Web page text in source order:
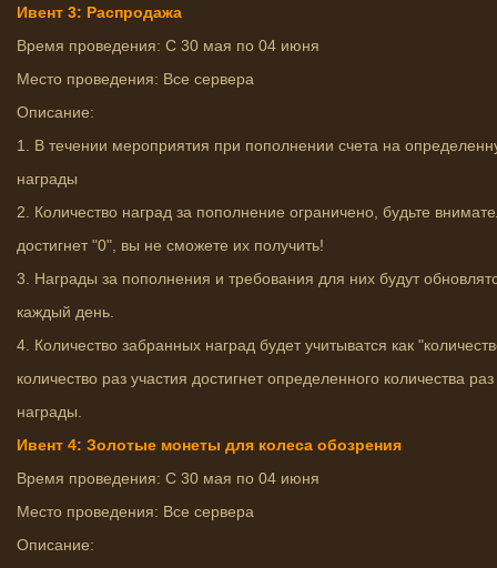
Ивент 3: Распродажа
Время проведения: С 30 мая по 04 июня
Место проведения: Все сервера
Описание:
1. В течении мероприятия при пополнении счета на
награды
2. Количество наград за пополнение ограничено, будьте
достигнет "0", вы не сможете их получить!
3. Награды за пополнения и требования для них будут
каждый день.
4. Количество забранных наград будет учитыватся как
количество раз участия достигнет определенного количества
награды.
Ивент 4: Золотые монеты для колеса обозрения
Время проведения: С 30 мая по 04 июня
Место проведения: Все сервера
Описание: